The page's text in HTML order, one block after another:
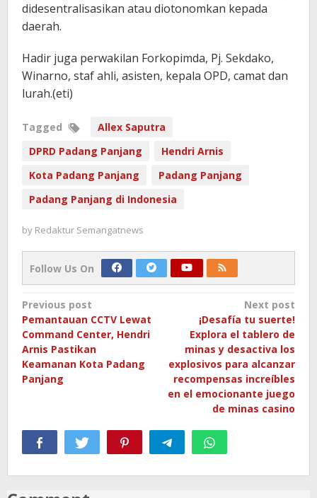
didesentralisasikan atau diotonomkan kepada
daerah.
Hadir juga perwakilan Forkopimda, Pj. Sekdako,
Winarno, staf ahli, asisten, kepala OPD, camat dan
lurah.(eti)
Tagged
Allex Saputra
DPRD Padang Panjang
Hendri Arnis
Kota Padang Panjang
Padang Panjang
Padang Panjang di Indonesia
by Redaktur Semangatnews
Follow Us On
Post
navigation
Previous post
Pemantauan CCTV Lewat
Command Center, Hendri
Arnis Pastikan
Keamanan Kota Padang
Panjang
Next post
¡Desafía tu suerte!
Explora el tablero de
minas y desactiva los
explosivos para alcanzar
recompensas increíbles
en el emocionante juego
de minas casino